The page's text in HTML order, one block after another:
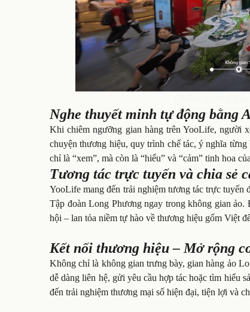
Nghe thuyết minh tự động bằng
Khi chiêm ngưỡng gian hàng trên YooLife, người
chuyện thương hiệu, quy trình chế tác, ý nghĩa
chỉ là “xem”, mà còn là “hiểu” và “cảm” tinh hoa
Tương tác trực tuyến và chia sẻ
YooLife mang đến trải nghiệm tương tác trực tuyến
Tập đoàn Long Phương ngay trong không gian
hội – lan tỏa niềm tự hào về thương hiệu gốm Việt
Kết nối thương hiệu – Mở rộng
Không chỉ là không gian trưng bày, gian hàng ảo
dễ dàng liên hệ, gửi yêu cầu hợp tác hoặc tìm hiểu
đến trải nghiệm thương mại số hiện đại, tiện lợi và